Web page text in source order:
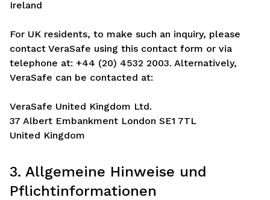
Ireland
For UK residents, to make such an inquiry, please
contact VeraSafe using this contact form or via
telephone at: +44 (20) 4532 2003. Alternatively,
VeraSafe can be contacted at:
VeraSafe United Kingdom Ltd.
37 Albert Embankment London SE1 7TL
United Kingdom
3. Allgemeine Hinweise und
Pflicht­informationen